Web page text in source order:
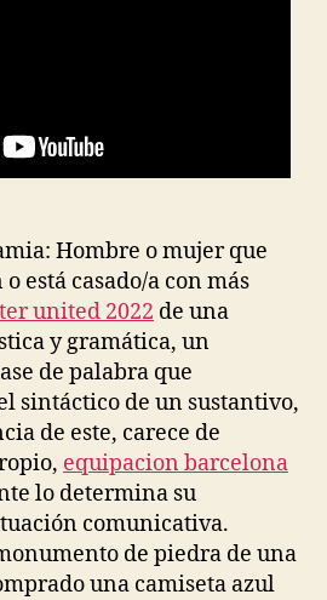
Hombre o mujer que
está casado/a con más
united 2022 de una
y gramática, un
de palabra que
sintáctico de un sustantivo,
de este, carece de
equipacion barcelona
lo determina su
comunicativa.
de piedra de una
una camiseta azul